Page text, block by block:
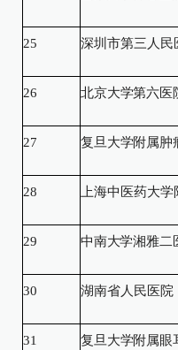
25 深圳市第三人民
26 北京大学第六医
27 复旦大学附属肿
28 上海中医药大
29 中南大学湘雅二
30 湖南省人民医院
31 复旦大学附属眼